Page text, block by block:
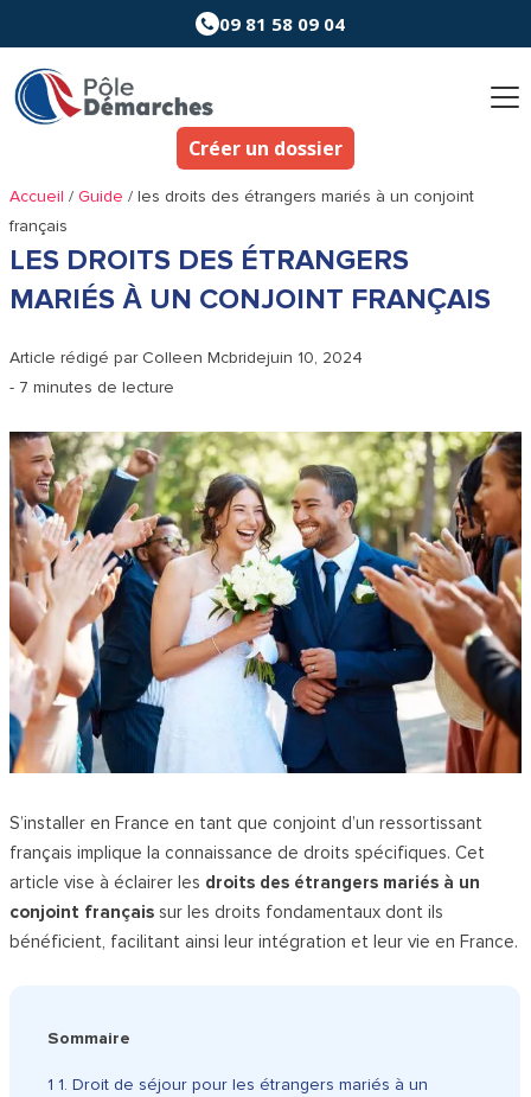
au
contenu
09 81 58 09 04
Créer un dossier
Accueil /Guide /les droits des étrangers mariés à un conjoint
français
LES DROITS DES ÉTRANGERS
MARIÉS À UN CONJOINT FRANÇAIS
Article rédigé par Colleen Mcbridejuin 10, 2024
- 7 minutes de lecture
S’installer en France en tant que conjoint d’un ressortissant
français implique la connaissance de droits spécifiques. Cet
article vise à éclairer les droits des étrangers mariés à un
conjoint français sur les droits fondamentaux dont ils
bénéficient, facilitant ainsi leur intégration et leur vie en France.
Sommaire
1 1. Droit de séjour pour les étrangers mariés à un